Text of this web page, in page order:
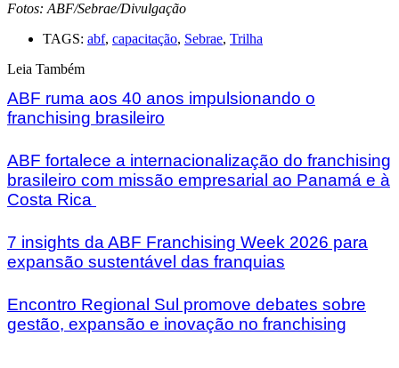
Fotos: ABF/Sebrae/Divulgação
TAGS: abf, capacitação, Sebrae, Trilha
Leia Também
ABF ruma aos 40 anos impulsionando o
franchising brasileiro
ABF fortalece a internacionalização do franchising
brasileiro com missão empresarial ao Panamá e à
Costa Rica
7 insights da ABF Franchising Week 2026 para
expansão sustentável das franquias
Encontro Regional Sul promove debates sobre
gestão, expansão e inovação no franchising